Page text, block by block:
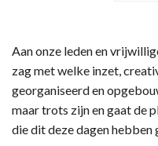
Aan onze leden en
zag met welke inzet,
georganiseerd en
maar trots zijn en gaat de
die dit deze